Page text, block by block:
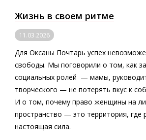
Жизнь в своем ритме
11.03.2026
Для Оксаны Почтарь успех
свободы. Мы поговорили о том, как
социальных ролей — мамы,
творческого — не потерять вкус к
И о том, почему право женщины на
пространство — это территория, где
настоящая сила.